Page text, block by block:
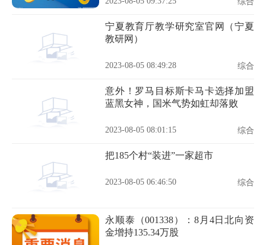
宁夏教育厅教学研究室官网（宁夏
教研网）
2023-08-05 08:49:28 综合
意外！罗马目标斯卡马卡选择加盟
蓝黑女神，国米气势如虹却落败
2023-08-05 08:01:15 综合
把185个村“装进”一家超市
2023-08-05 06:46:50 综合
永顺泰（001338）：8月4日北向资
金增持135.34万股